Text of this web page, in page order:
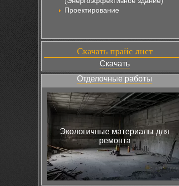
Проектирование
Скачать прайс лист
Скачать
Отделочные работы
Экологичные материалы для
ремонта